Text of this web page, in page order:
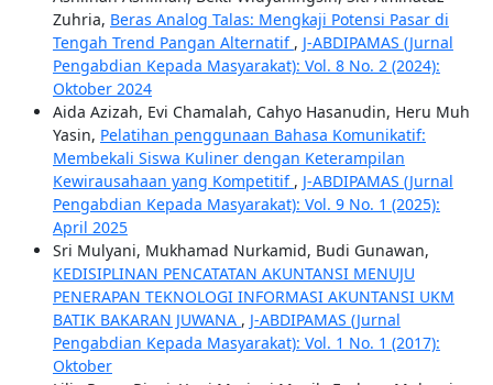
Zuhria, Beras Analog Talas: Mengkaji Potensi Pasar di
Tengah Trend Pangan Alternatif , J-ABDIPAMAS (Jurnal
Pengabdian Kepada Masyarakat): Vol. 8 No. 2 (2024):
Oktober 2024
Aida Azizah, Evi Chamalah, Cahyo Hasanudin, Heru Muh
Yasin, Pelatihan penggunaan Bahasa Komunikatif:
Membekali Siswa Kuliner dengan Keterampilan
Kewirausahaan yang Kompetitif , J-ABDIPAMAS (Jurnal
Pengabdian Kepada Masyarakat): Vol. 9 No. 1 (2025):
April 2025
Sri Mulyani, Mukhamad Nurkamid, Budi Gunawan,
KEDISIPLINAN PENCATATAN AKUNTANSI MENUJU
PENERAPAN TEKNOLOGI INFORMASI AKUNTANSI UKM
BATIK BAKARAN JUWANA , J-ABDIPAMAS (Jurnal
Pengabdian Kepada Masyarakat): Vol. 1 No. 1 (2017):
Oktober